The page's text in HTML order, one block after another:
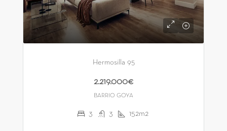
Hermosilla 95
2.219.000€
BARRIO GOYA
3 3 152m2